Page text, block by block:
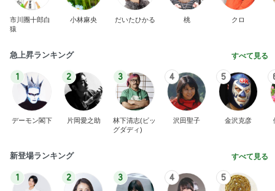
市川團十郎白
猿
小林麻央 だいたひかる 桃 クロ
急上昇ランキング すべて見る
1
デーモン閣下
2
片岡愛之助
3
林下清志(ビッ
グダディ)
4
沢田聖子
5
金沢克彦
新登場ランキング すべて見る
1 2 3 4 5